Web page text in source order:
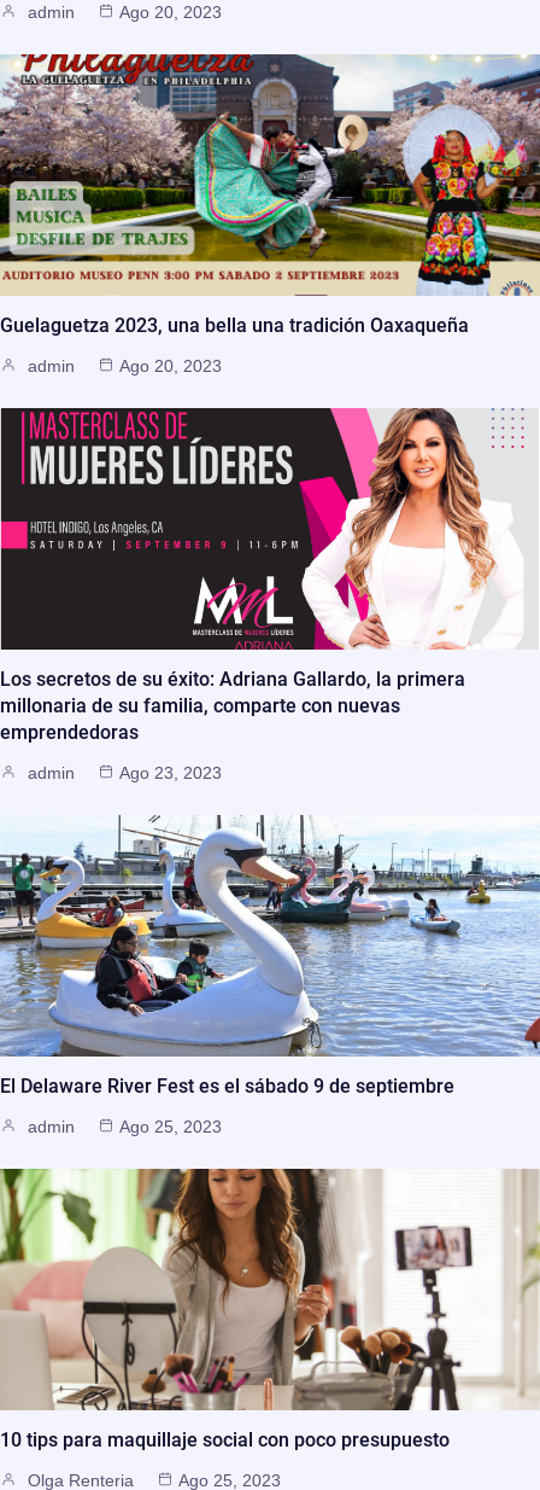
admin Ago 20, 2023
Guelaguetza 2023, una bella una tradición Oaxaqueña
admin Ago 20, 2023
Los secretos de su éxito: Adriana Gallardo, la primera
millonaria de su familia, comparte con nuevas
emprendedoras
admin Ago 23, 2023
El Delaware River Fest es el sábado 9 de septiembre
admin Ago 25, 2023
10 tips para maquillaje social con poco presupuesto
Olga Renteria Ago 25, 2023